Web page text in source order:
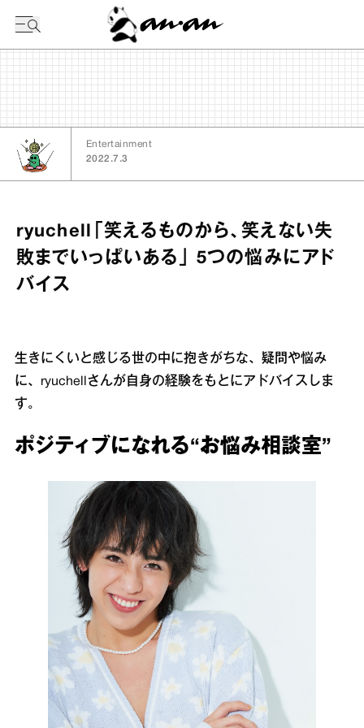
Entertainment
2022.7.3
ryuchell「笑えるものから、笑えない失
敗までいっぱいある」 5つの悩みにアド
バイス
生きにくいと感じる世の中に抱きがちな、疑問や悩み
に、ryuchellさんが自身の経験をもとにアドバイスしま
す。
ポジティブになれる“お悩み相談室”